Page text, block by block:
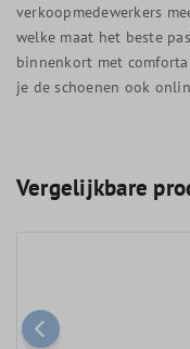
verkoopmedewerkers
welke maat het beste
binnenkort met
je de schoenen ook
Vergelijkbare